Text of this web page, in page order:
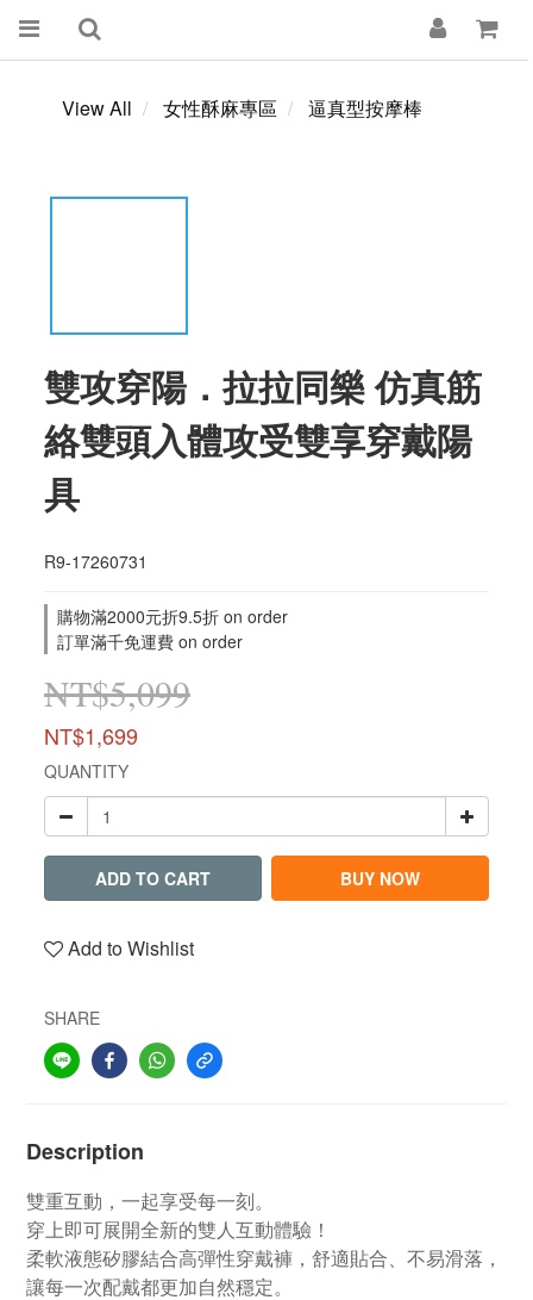
View All 女性酥麻專區 逼真型按摩棒
雙攻穿陽．拉拉同樂 仿真筋
絡雙頭入體攻受雙享穿戴陽
具
R9-17260731
購物滿2000元折9.5折 on order
訂單滿千免運費 on order
NT$5,099
NT$1,699
QUANTITY
ADD TO CART BUY NOW
Add to Wishlist
SHARE
Description
雙重互動，一起享受每一刻。
穿上即可展開全新的雙人互動體驗！
柔軟液態矽膠結合高彈性穿戴褲，舒適貼合、不易滑落，
讓每一次配戴都更加自然穩定。